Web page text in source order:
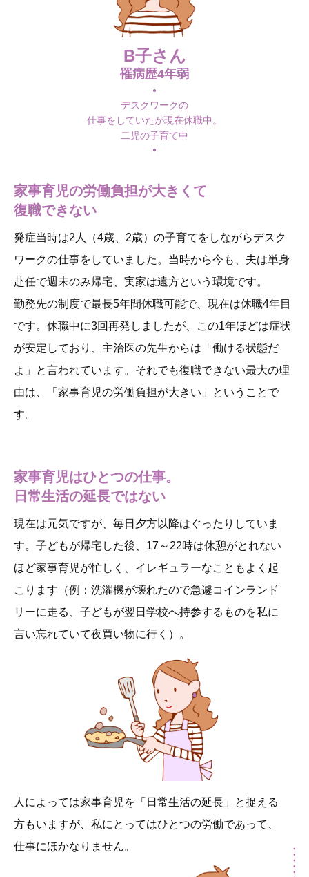
B子さん
罹病歴4年弱
デスクワークの
仕事をしていたが現在休職中。
二児の子育て中
家事育児の労働負担が大きくて
復職できない
発症当時は2人（4歳、2歳）の子育てをしながらデスク
ワークの仕事をしていました。当時から今も、夫は単身
赴任で週末のみ帰宅、実家は遠方という環境です。
勤務先の制度で最長5年間休職可能で、現在は休職4年目
です。休職中に3回再発しましたが、この1年ほどは症状
が安定しており、主治医の先生からは「働ける状態だ
よ」と言われています。それでも復職できない最大の理
由は、「家事育児の労働負担が大きい」ということで
す。
家事育児はひとつの仕事。
日常生活の延長ではない
現在は元気ですが、毎日夕方以降はぐったりしていま
す。子どもが帰宅した後、17～22時は休憩がとれない
ほど家事育児が忙しく、イレギュラーなこともよく起
こります（例：洗濯機が壊れたので急遽コインランド
リーに走る、子どもが翌日学校へ持参するものを私に
言い忘れていて夜買い物に行く）。
人によっては家事育児を「日常生活の延長」と捉える
方もいますが、私にとってはひとつの労働であって、
仕事にほかなりません。